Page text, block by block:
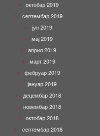
октобар 2019
септембар 2019
јун 2019
мај 2019
април 2019
март 2019
фебруар 2019
јануар 2019
децембар 2018
новембар 2018
октобар 2018
септембар 2018